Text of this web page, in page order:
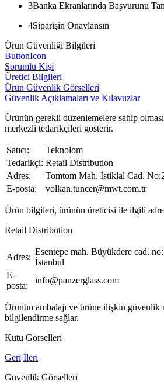
3Banka Ekranlarında Başvurunu
4Siparişin Onaylansın
Ürün Güvenliği Bilgileri
ButtonIcon
Sorumlu Kişi
Üretici Bilgileri
Ürün Güvenlik Görselleri
Güvenlik Açıklamaları ve Kılavuzlar
Ürünün gerekli düzenlemelere sahip
merkezli tedarikçileri gösterir.
Satıcı:
Teknolom
Tedarikçi: Retail Distribution
Adres:
Tomtom Mah. İstiklal Cad.
E-posta:
volkan.tuncer@mwt.com.tr
Ürün bilgileri, ürünün üreticisi ile ilgili
Retail Distribution
Adres:
Esentepe mah. Büyükdere cad.
İstanbul
E-
posta:
info@panzerglass.com
Ürünün ambalajı ve ürüne ilişkin güvenlik
bilgilendirme sağlar.
Kutu Görselleri
Geri İleri
Güvenlik Görselleri